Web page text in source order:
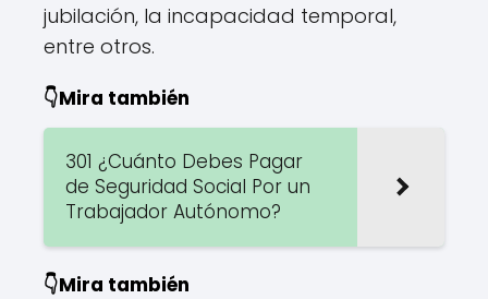
jubilación, la incapacidad temporal,
entre otros.
👇Mira también
301 ¿Cuánto Debes Pagar
de Seguridad Social Por un
Trabajador Autónomo?
👇Mira también